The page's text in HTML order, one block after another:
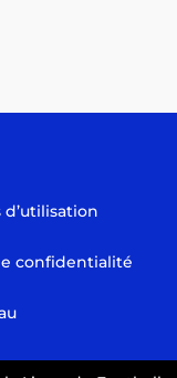
confidentialité